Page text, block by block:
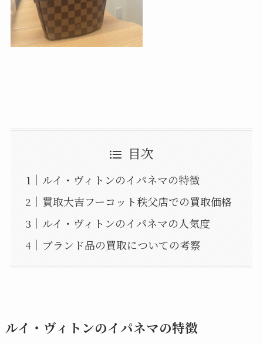
目次
ルイ・ヴィトンのイパネマの特徴
買取大吉フーコット秩父店での買取価格
ルイ・ヴィトンのイパネマの人気度
ブランド品の買取についての考察
ルイ・ヴィトンのイパネマの特徴